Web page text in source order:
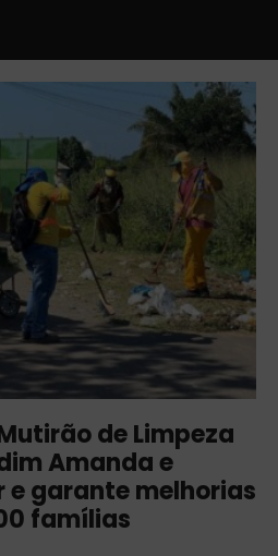
de Limpeza
Amanda e
e garante melhorias
famílias